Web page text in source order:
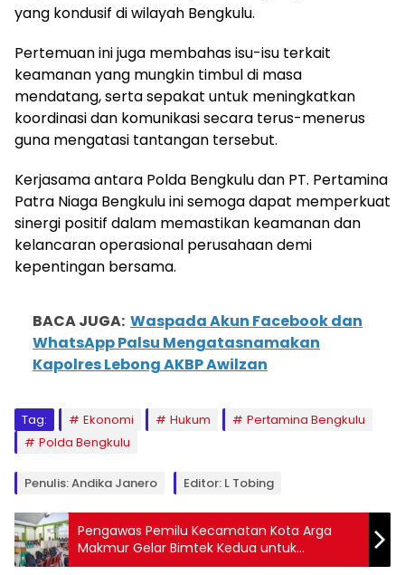
yang kondusif di wilayah Bengkulu.
Pertemuan ini juga membahas isu-isu terkait
keamanan yang mungkin timbul di masa
mendatang, serta sepakat untuk meningkatkan
koordinasi dan komunikasi secara terus-menerus
guna mengatasi tantangan tersebut.
Kerjasama antara Polda Bengkulu dan PT. Pertamina
Patra Niaga Bengkulu ini semoga dapat memperkuat
sinergi positif dalam memastikan keamanan dan
kelancaran operasional perusahaan demi
kepentingan bersama.
BACA JUGA: Waspada Akun Facebook dan
WhatsApp Palsu Mengatasnamakan
Kapolres Lebong AKBP Awilzan
Tag: Ekonomi Hukum
Pertamina Bengkulu
Polda Bengkulu
Penulis: Andika Janero Editor: L Tobing
Pengawas Pemilu Kecamatan Kota Arga
Makmur Gelar Bimtek Kedua untuk
Persiapan Pemilu Serentak 2024